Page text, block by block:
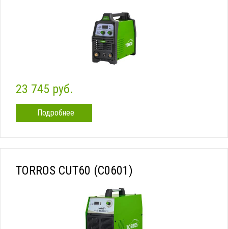
23 745 руб.
Подробнее
TORROS CUT60 (C0601)